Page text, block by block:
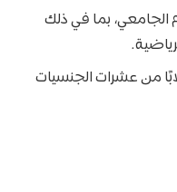
الجامعي، بما في ذلك
من عشرات الجنسيات